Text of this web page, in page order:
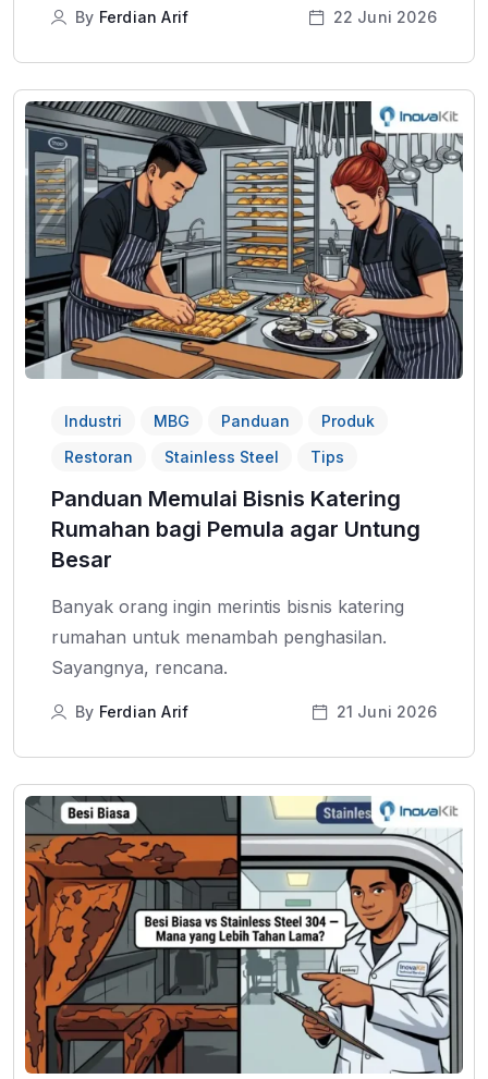
By Ferdian Arif 22 Juni 2026
Industri MBG Panduan
Produk
Restoran
Stainless Steel Tips
Panduan Memulai Bisnis Katering
Rumahan bagi Pemula agar Untung
Besar
Banyak orang ingin merintis bisnis katering
rumahan untuk menambah penghasilan.
Sayangnya, rencana.
By Ferdian Arif 21 Juni 2026